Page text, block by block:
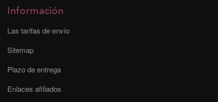
Información
Las tarifas de envío
Sitemap
Plazo de entrega
Enlaces afiliados